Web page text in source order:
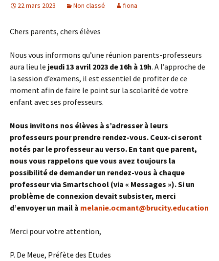
22 mars 2023 Non classé fiona
Chers parents, chers élèves
Nous vous informons qu’une réunion parents-professeurs
aura lieu le jeudi 13 avril 2023 de 16h à 19h. A l’approche de
la session d’examens, il est essentiel de profiter de ce
moment afin de faire le point sur la scolarité de votre
enfant avec ses professeurs.
Nous invitons nos élèves à s’adresser à leurs
professeurs pour prendre rendez-vous. Ceux-ci seront
notés par le professeur au verso. En tant que parent,
nous vous rappelons que vous avez toujours la
possibilité de demander un rendez-vous à chaque
professeur via Smartschool (via « Messages »). Si un
problème de connexion devait subsister, merci
d’envoyer un mail à melanie.ocmant@brucity.education
Merci pour votre attention,
P. De Meue, Préfète des Etudes